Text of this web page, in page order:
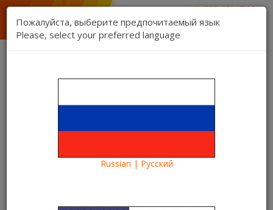
1 (888) 832 17 16
1 (888) 827 06 06
техническая поддержка
Связь Регистрация Вход
Kartina TV Brooklyn
Категории
Что посмотреть?
Пожалуйста, выберите предпочитаемый язык
Please, select your preferred language
Russian | Русский